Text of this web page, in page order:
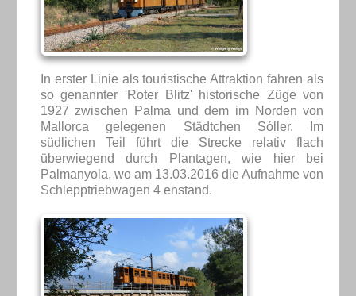
In erster Linie als touristische Attraktion fahren als
so genannter 'Roter Blitz' historische Züge von
1927 zwischen Palma und dem im Norden von
Mallorca gelegenen Städtchen Sóller. Im
südlichen Teil führt die Strecke relativ flach
überwiegend durch Plantagen, wie hier bei
Palmanyola, wo am 13.03.2016 die Aufnahme von
Schlepptriebwagen 4 enstand.